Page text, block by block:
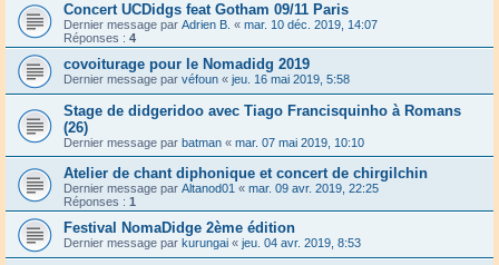
Concert UCDidgs feat Gotham 09/11 Paris
Dernier message par Adrien B. « mar. 10 déc. 2019, 14:07
Réponses : 4
covoiturage pour le Nomadidg 2019
Dernier message par véfoun « jeu. 16 mai 2019, 5:58
Stage de didgeridoo avec Tiago Francisquinho à Romans
(26)
Dernier message par batman « mar. 07 mai 2019, 10:10
Atelier de chant diphonique et concert de chirgilchin
Dernier message par Altanod01 « mar. 09 avr. 2019, 22:25
Réponses : 1
Festival NomaDidge 2ème édition
Dernier message par kurungai « jeu. 04 avr. 2019, 8:53